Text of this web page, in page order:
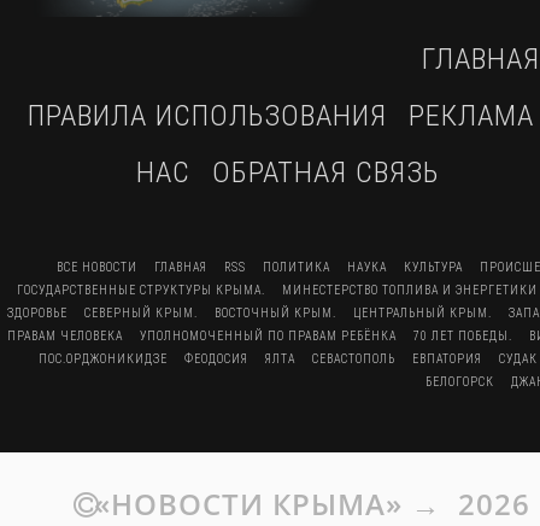
ГЛАВНАЯ
ПРАВИЛА ИСПОЛЬЗОВАНИЯ
РЕКЛАМА
НАС
ОБРАТНАЯ СВЯЗЬ
ВСЕ НОВОСТИ ГЛАВНАЯ RSS ПОЛИТИКА НАУКА КУЛЬТУРА
ГОСУДАРСТВЕННЫЕ СТРУКТУРЫ КРЫМА.
МИНЕСТЕРСТВО ТОПЛИВА И
ЗДОРОВЬЕ
СЕВЕРНЫЙ КРЫМ. ВОСТОЧНЫЙ КРЫМ. ЦЕНТРАЛЬНЫЙ КРЫМ.
ПРАВАМ ЧЕЛОВЕКА
УПОЛНОМОЧЕННЫЙ ПО ПРАВАМ РЕБЁНКА 70 ЛЕТ ПОБЕДЫ.
ПОС.ОРДЖОНИКИДЗЕ
ФЕОДОСИЯ ЯЛТА СЕВАСТОПОЛЬ ЕВПАТОРИЯ
СУДАК
БЕЛОГОРСК
«НОВОСТИ КРЫМА» → 2026